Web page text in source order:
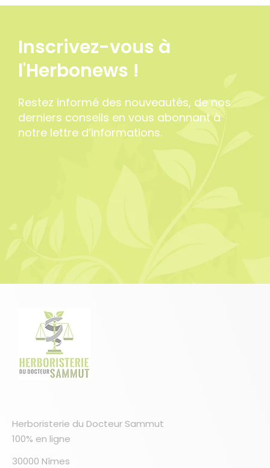
Inscrivez-vous à
l'Herbonews !
Restez informé des nouveautés, de nos
derniers conseils en vous abonnant à
notre lettre d’informations.
Herboristerie du Docteur Sammut
100% en ligne
30000 Nîmes